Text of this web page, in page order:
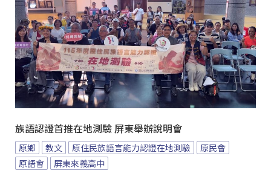
族語認證首推在地測驗 屏東舉辦說明會
原鄉 教文 原住民族語言能力認證在地測驗
原民會
原語會
屏東來義高中